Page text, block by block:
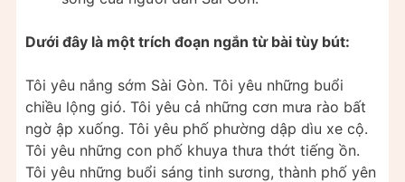
Dưới đây là một trích đoạn ngắn từ bài tùy bút:
Tôi yêu nắng sớm Sài Gòn. Tôi yêu những buổi
chiều lộng gió. Tôi yêu cả những cơn mưa rào bất
ngờ ập xuống. Tôi yêu phố phường dập dìu xe cộ.
Tôi yêu những con phố khuya thưa thớt tiếng ồn.
Tôi yêu những buổi sáng tinh sương, thành phố yên